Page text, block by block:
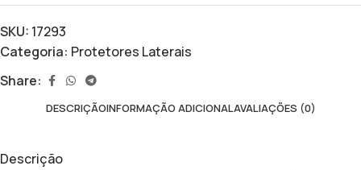
SKU: 17293
Categoria: Protetores Laterais
Share:
DESCRIÇÃOINFORMAÇÃO ADICIONALAVALIAÇÕES (0)
Descrição